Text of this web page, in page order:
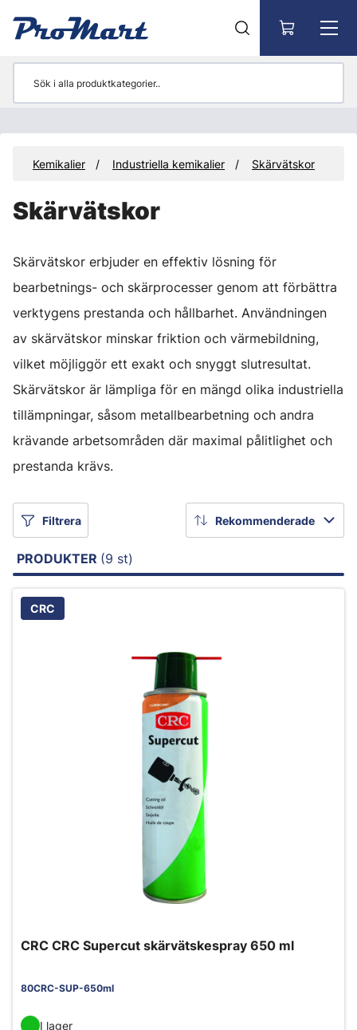
Kemikalier Industriella kemikalier Skärvätskor
Skärvätskor
Skärvätskor erbjuder en effektiv lösning för
bearbetnings- och skärprocesser genom att förbättra
verktygens prestanda och hållbarhet. Användningen
av skärvätskor minskar friktion och värmebildning,
vilket möjliggör ett exakt och snyggt slutresultat.
Skärvätskor är lämpliga för en mängd olika industriella
tillämpningar, såsom metallbearbetning och andra
krävande arbetsområden där maximal pålitlighet och
prestanda krävs.
Filtrera Rekommenderade
PRODUKTER (9 st)
CRC
CRC CRC Supercut skärvätskespray 650 ml
80CRC-SUP-650ml
I lager